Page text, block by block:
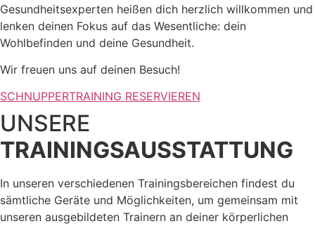
Gesundheitsexperten heißen dich herzlich willkommen und
lenken deinen Fokus auf das Wesentliche: dein
Wohlbefinden und deine Gesundheit.
Wir freuen uns auf deinen Besuch!
SCHNUPPERTRAINING RESERVIEREN
UNSERE
TRAININGSAUSSTATTUNG
In unseren verschiedenen Trainingsbereichen findest du
sämtliche Geräte und Möglichkeiten, um gemeinsam mit
unseren ausgebildeten Trainern an deiner körperlichen